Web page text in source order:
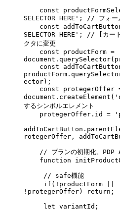
    const
SELECTOR HERE' ; // フォー
    const
SELECTOR HERE' ; // [カート
クタに変更
    const
productForm =
document. querySelector
    const
productForm.
ector);
    const
protegerOffer
document. createElement (
するシンボルエレメント
    protegerOffer.id
=
rotegerOffer,
// プランの初期化、
    function
     // safe機能
     if
( ! productForm
! protegerOffer) return ;
     let
variantId;